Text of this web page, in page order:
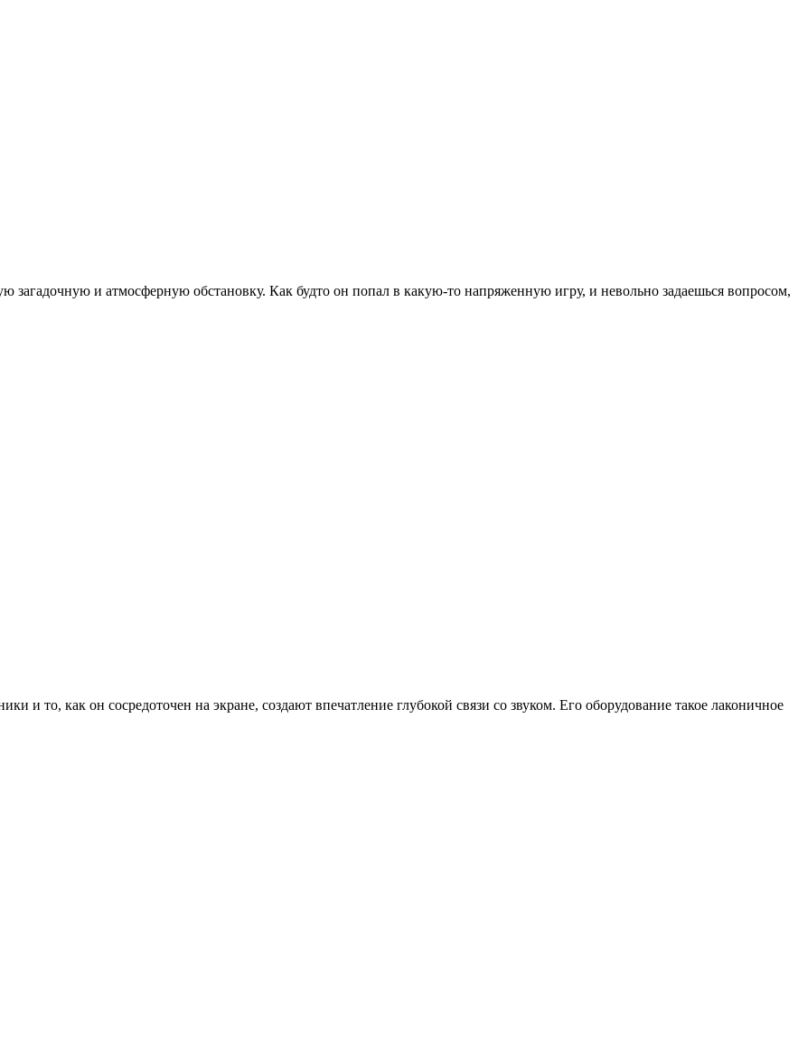
загадочную и атмосферную обстановку. Как будто он попал в какую-то напряженную игру, и невольно задаешься вопросом,
и то, как он сосредоточен на экране, создают впечатление глубокой связи со звуком. Его оборудование такое лаконичное